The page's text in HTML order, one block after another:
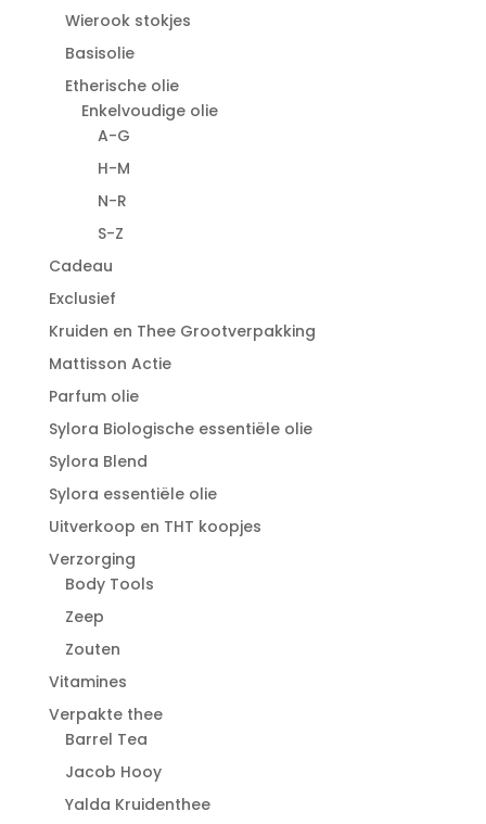
Wierook stokjes
Basisolie
Etherische olie
Enkelvoudige olie
A-G
H-M
N-R
S-Z
Cadeau
Exclusief
Kruiden en Thee Grootverpakking
Mattisson Actie
Parfum olie
Sylora Biologische essentiële olie
Sylora Blend
Sylora essentiële olie
Uitverkoop en THT koopjes
Verzorging
Body Tools
Zeep
Zouten
Vitamines
Verpakte thee
Barrel Tea
Jacob Hooy
Yalda Kruidenthee